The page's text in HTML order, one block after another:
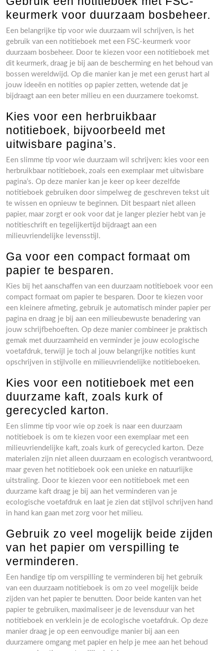
keurmerk voor duurzaam bosbeheer.
Een belangrijke tip voor wie duurzaam wil schrijven, is het
gebruik van een notitieboek met een FSC-keurmerk voor
duurzaam bosbeheer. Door te kiezen voor een notitieboek met
dit keurmerk, draag je bij aan de bescherming en het behoud van
bossen wereldwijd. Op die manier kan je met een gerust hart al
jouw ideeën en notities op papier zetten, wetende dat je
bijdraagt aan een beter milieu en een duurzamere toekomst.
Kies voor een herbruikbaar
notitieboek, bijvoorbeeld met
uitwisbare pagina’s.
Een slimme tip voor wie duurzaam wil schrijven: kies voor een
herbruikbaar notitieboek, zoals een exemplaar met uitwisbare
pagina’s. Op deze manier kan je keer op keer dezelfde
notitieboek gebruiken door simpelweg de geschreven tekst uit
te wissen en opnieuw te beginnen. Dit bespaart niet alleen
papier, maar zorgt er ook voor dat je langer plezier hebt van je
notitieschrift en tegelijkertijd bijdraagt aan een
milieuvriendelijke levensstijl.
Ga voor een compact formaat om
papier te besparen.
Kies bij het aanschaffen van een duurzaam notitieboek voor een
compact formaat om papier te besparen. Door te kiezen voor
een kleinere afmeting, gebruik je automatisch minder papier per
pagina en draag je bij aan een milieubewuste benadering van
jouw schrijfbehoeften. Op deze manier combineer je praktisch
gemak met duurzaamheid en verminder je jouw ecologische
voetafdruk, terwijl je toch al jouw belangrijke notities kunt
opschrijven in stijlvolle en milieuvriendelijke notitieboeken.
Kies voor een notitieboek met een
duurzame kaft, zoals kurk of
gerecycled karton.
Een slimme tip voor wie op zoek is naar een duurzaam
notitieboek is om te kiezen voor een exemplaar met een
milieuvriendelijke kaft, zoals kurk of gerecycled karton. Deze
materialen zijn niet alleen duurzaam en ecologisch verantwoord,
maar geven het notitieboek ook een unieke en natuurlijke
uitstraling. Door te kiezen voor een notitieboek met een
duurzame kaft draag je bij aan het verminderen van je
ecologische voetafdruk en laat je zien dat stijlvol schrijven hand
in hand kan gaan met zorg voor het milieu.
Gebruik zo veel mogelijk beide zijden
van het papier om verspilling te
verminderen.
Een handige tip om verspilling te verminderen bij het gebruik
van een duurzaam notitieboek is om zo veel mogelijk beide
zijden van het papier te benutten. Door beide kanten van het
papier te gebruiken, maximaliseer je de levensduur van het
notitieboek en verklein je de ecologische voetafdruk. Op deze
manier draag je op een eenvoudige manier bij aan een
duurzamere omgang met papier en help je mee aan het behoud